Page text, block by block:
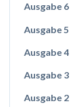
Ausgabe 6
Ausgabe 5
Ausgabe 4
Ausgabe 3
Ausgabe 2